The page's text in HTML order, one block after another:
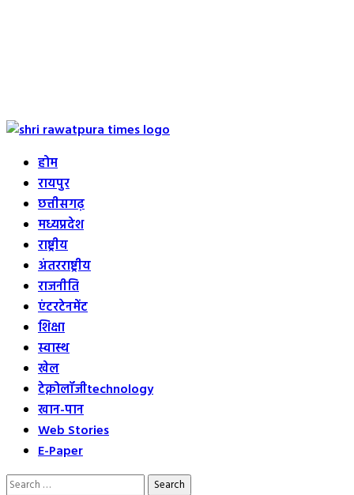
Primary
होम
रायपुर
छत्तीसगढ़
मध्यप्रदेश
राष्ट्रीय
अंतरराष्ट्रीय
राजनीति
एंटरटेनमेंट
शिक्षा
स्वास्थ
खेल
टेक्नोलॉजीtechnology
खान-पान
Web Stories
E-Paper
Search